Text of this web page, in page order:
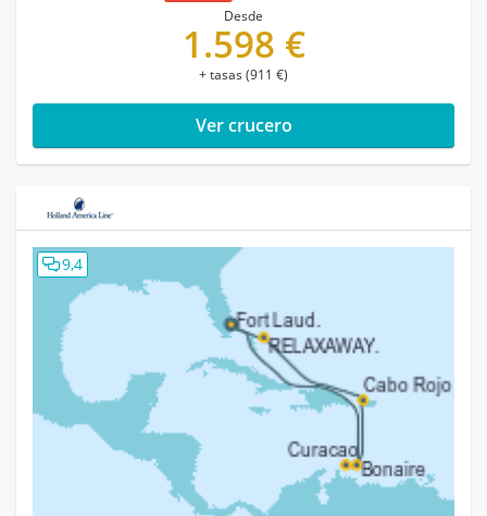
Desde
1.598 €
+ tasas (911 €)
Ver crucero
9,4